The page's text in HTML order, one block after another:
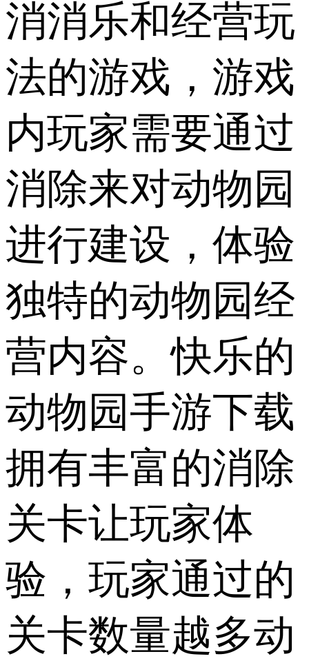
消消乐和经营玩
法的游戏，游戏
内玩家需要通过
消除来对动物园
进行建设，体验
独特的动物园经
营内容。快乐的
动物园手游下载
拥有丰富的消除
关卡让玩家体
验，玩家通过的
关卡数量越多动